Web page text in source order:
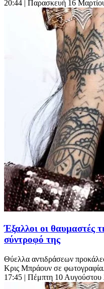
20:44 | Παρασκευή 16
Έξαλλοι οι θαυμαστές
σύντροφό της
Θύελλα αντιδράσεων
Κρις Μπράουν σε
17:45 | Πέμπτη 10 Αυγούστου